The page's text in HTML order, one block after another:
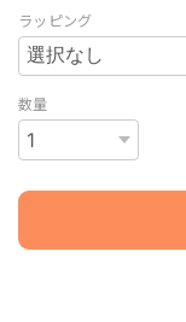
ラッピング
数量